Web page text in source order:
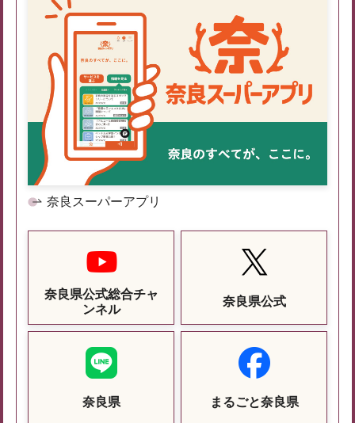
奈良スーパーアプリ
奈良県公式総合チャ
ンネル
奈良県公式
奈良県 まるごと奈良県